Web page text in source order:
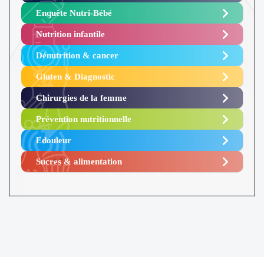
Enquête Nutri-Bébé ​
Nutrition infantile
Dénutrition & cancer
Gluten & Diagnostic
Chirurgies de la femme
Prévention nutritionnelle
Edouleur​
Sucres & alimentation​